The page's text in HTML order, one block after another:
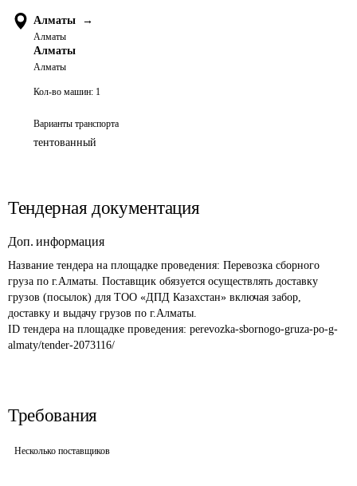
Алматы →
Алматы
Алматы
Алматы
Кол-во машин: 1
Варианты транспорта
тентованный
Тендерная документация
Доп. информация
Название тендера на площадке проведения: Перевозка сборного
груза по г.Алматы. Поставщик обязуется осуществлять доставку
грузов (посылок) для ТОО «ДПД Казахстан» включая забор,
доставку и выдачу грузов по г.Алматы.
ID тендера на площадке проведения: perevozka-sbornogo-gruza-po-g-
almaty/tender-2073116/
Требования
Несколько поставщиков